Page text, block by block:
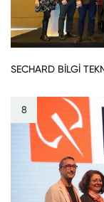
SECHARD BİLGİ
8